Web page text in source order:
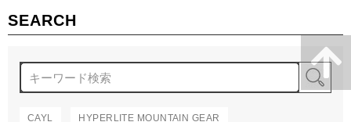
SEARCH
CAYL HYPERLITE MOUNTAIN GEAR